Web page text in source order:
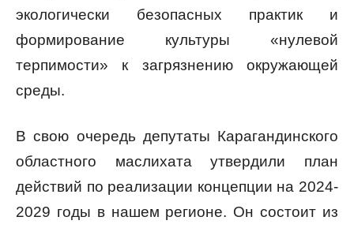
экологически безопасных практик и
формирование культуры «нулевой
терпимости» к загрязнению окружающей
среды.
В свою очередь депутаты Карагандинского
областного маслихата утвердили план
действий по реализации концепции на 2024-
2029 годы в нашем регионе. Он состоит из